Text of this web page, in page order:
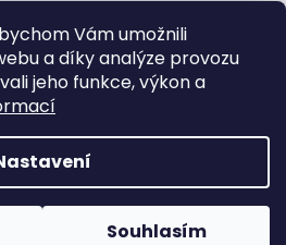
Vám umožnili
a díky analýze provozu
jeho funkce, výkon a
Souhlasím
Metal shop. Všechna práva
Upravit nastavení cookies